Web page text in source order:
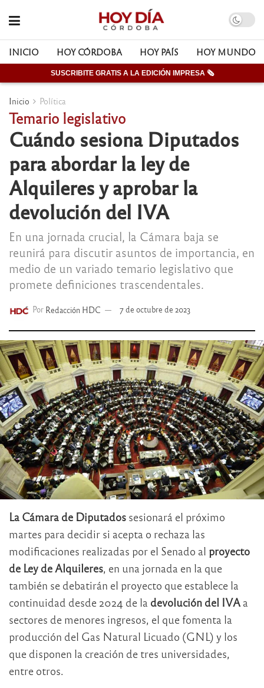
INICIO HOY CÓRDOBA HOY PAÍS HOY MUNDO
SUSCRIBITE GRATIS A LA EDICIÓN IMPRESA 🗞
Inicio Política
Temario legislativo
Cuándo sesiona Diputados
para abordar la ley de
Alquileres y aprobar la
devolución del IVA
En una jornada crucial, la Cámara baja se
reunirá para discutir asuntos de importancia, en
medio de un variado temario legislativo que
promete definiciones trascendentales.
Por Redacción HDC 7 de octubre de 2023
La Cámara de Diputados sesionará el próximo
martes para decidir si acepta o rechaza las
modificaciones realizadas por el Senado al proyecto
de Ley de Alquileres, en una jornada en la que
también se debatirán el proyecto que establece la
continuidad desde 2024 de la devolución del IVA a
sectores de menores ingresos, el que fomenta la
producción del Gas Natural Licuado (GNL) y los
que disponen la creación de tres universidades,
entre otros.